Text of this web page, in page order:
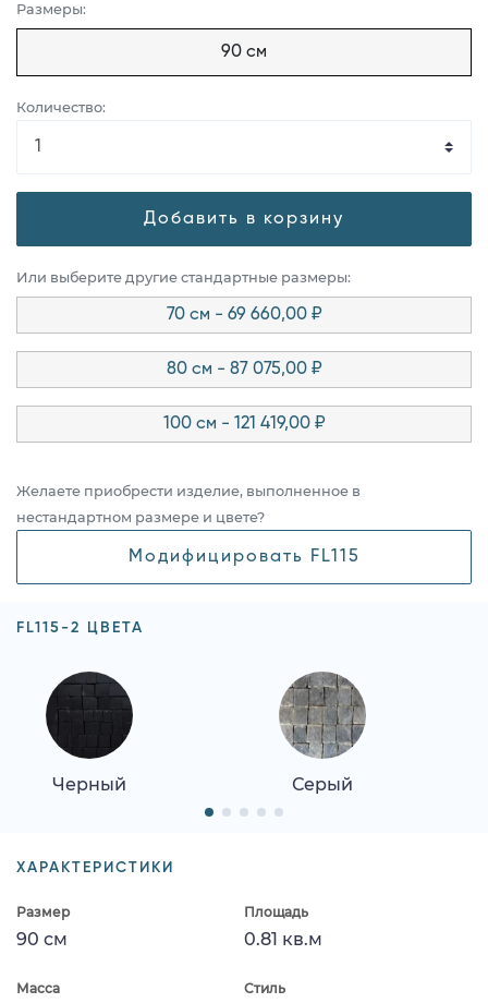
Размеры:
90 см
Количество:
Добавить в корзину
Или выберите другие стандартные размеры:
70 см - 69 660,00 ₽
80 см - 87 075,00 ₽
100 см - 121 419,00 ₽
Желаете приобрести изделие, выполненное в
нестандартном размере и цвете?
Модифицировать FL115
FL115-2 ЦВЕТА
Черный Серый
ХАРАКТЕРИСТИКИ
Размер
90 см
Площадь
0.81 кв.м
Масса Стиль